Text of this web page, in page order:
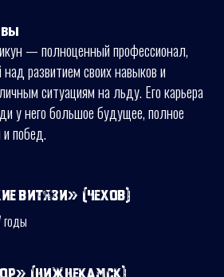
— полноценный профессионал,
развитием своих навыков и
ситуациям на льду. Его карьера
у него большое будущее, полное
побед.
Витязи» (Чехов)
годы